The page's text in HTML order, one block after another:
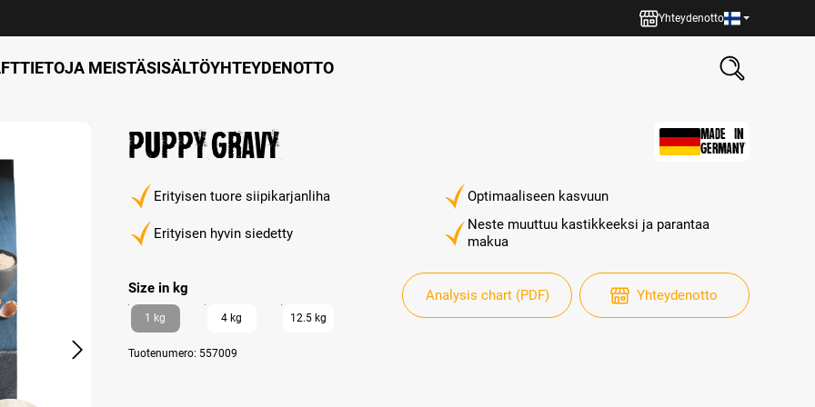
Yhteydenotto
TIETOJA MEISTÄSISÄLTÖYHTEYDENOTTO
Puppy Gravy
MADE IN
GERMANY
Erityisen tuore siipikarjanliha Optimaaliseen kasvuun
Erityisen hyvin siedetty
Neste muuttuu kastikkeeksi ja parantaa
makua
Select
Size in kg
1 kg 4 kg 12.5 kg
Tuotenumero: 557009
Analysis chart (PDF) Yhteydenotto